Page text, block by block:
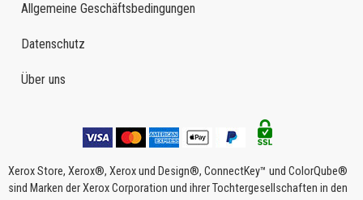
Allgemeine Geschäftsbedingungen
Datenschutz
Über uns
Xerox Store, Xerox®, Xerox und Design®, ConnectKey™ und ColorQube®
sind Marken der Xerox Corporation und ihrer Tochtergesellschaften in den